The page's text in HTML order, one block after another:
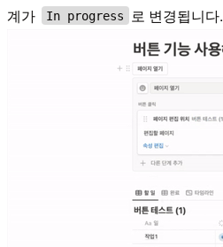
계가
In progress 로 변경됩니다.